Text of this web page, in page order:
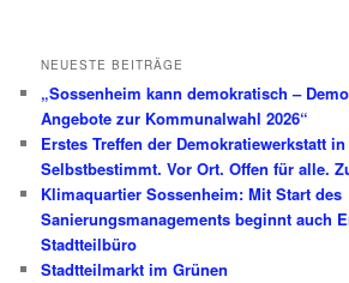
NEUESTE BEITRÄGE
„Sossenheim kann demokratisch –
Angebote zur Kommunalwahl 2026“
Erstes Treffen der Demokratiewerkstatt
Selbstbestimmt. Vor Ort. Offen für alle.
Klimaquartier Sossenheim: Mit Start des
Sanierungsmanagements beginnt auch
Stadtteilbüro
Stadtteilmarkt im Grünen